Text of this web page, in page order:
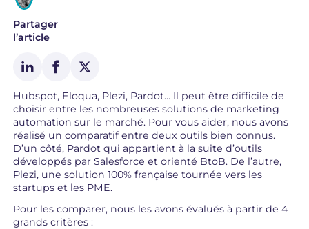
Partager
l’article
Hubspot, Eloqua, Plezi, Pardot… Il peut être difficile de
choisir entre les nombreuses solutions de marketing
automation sur le marché. Pour vous aider, nous avons
réalisé un comparatif entre deux outils bien connus.
D’un côté, Pardot qui appartient à la suite d’outils
développés par Salesforce et orienté BtoB. De l’autre,
Plezi, une solution 100% française tournée vers les
startups et les PME.
Pour les comparer, nous les avons évalués à partir de 4
grands critères :